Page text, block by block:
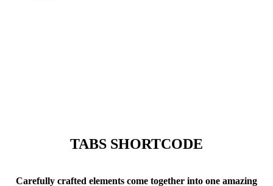
TABS SHORTCODE
Carefully crafted elements come together into one amazing